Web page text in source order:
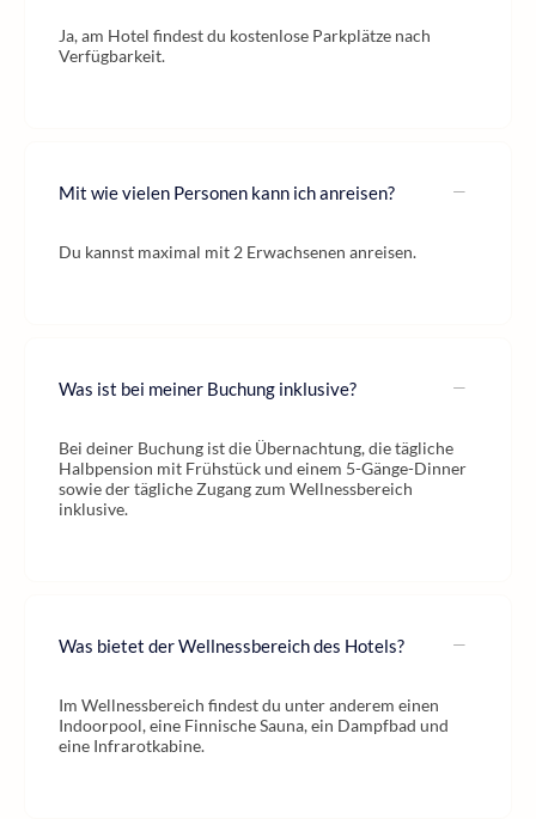
Ja, am Hotel findest du kostenlose Parkplätze nach
Verfügbarkeit.
Mit wie vielen Personen kann ich anreisen?
Du kannst maximal mit 2 Erwachsenen anreisen.
Was ist bei meiner Buchung inklusive?
Bei deiner Buchung ist die Übernachtung, die tägliche
Halbpension mit Frühstück und einem 5-Gänge-Dinner
sowie der tägliche Zugang zum Wellnessbereich
inklusive.
Was bietet der Wellnessbereich des Hotels?
Im Wellnessbereich findest du unter anderem einen
Indoorpool, eine Finnische Sauna, ein Dampfbad und
eine Infrarotkabine.